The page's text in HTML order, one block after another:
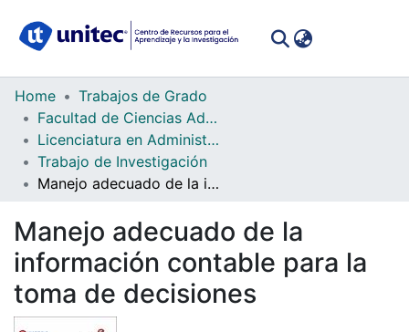
Communities
Collections
All of DSpace
Statistics
Home
Trabajos de Grado
Facultad de Ciencias Administrativas y Sociales
Licenciatura en Administración de Empresas
Trabajo de Investigación
Manejo adecuado de la información contable para la toma de decisiones
Manejo adecuado de la
información contable para la
toma de decisiones